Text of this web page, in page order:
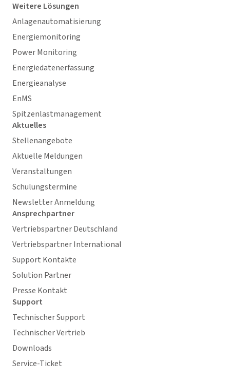
Weitere Lösungen
Anlagenautomatisierung
Energiemonitoring
Power Monitoring
Energiedatenerfassung
Energieanalyse
EnMS
Spitzenlastmanagement
Aktuelles
Stellenangebote
Aktuelle Meldungen
Veranstaltungen
Schulungstermine
Newsletter Anmeldung
Ansprechpartner
Vertriebspartner Deutschland
Vertriebspartner International
Support Kontakte
Solution Partner
Presse Kontakt
Support
Technischer Support
Technischer Vertrieb
Downloads
Service-Ticket